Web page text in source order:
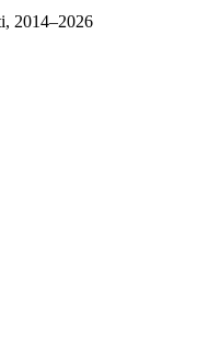
2014–2026